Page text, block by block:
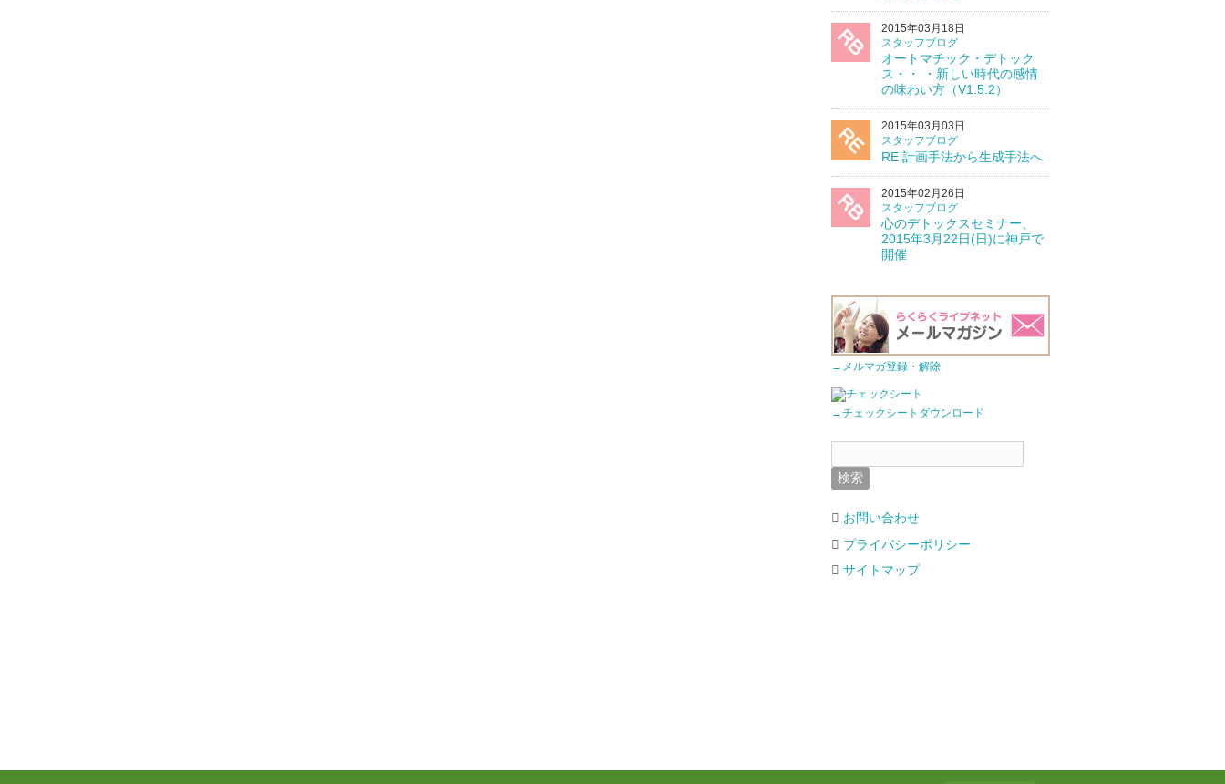
2015年03月18日
スタッフブログ
オートマチック・デトック
ス・・ ・新しい時代の感情
の味わい方（V1.5.2）
2015年03月03日
スタッフブログ
RE 計画手法から生成手法へ
2015年02月26日
スタッフブログ
心のデトックスセミナー、
2015年3月22日(日)に神戸で
開催
→メルマガ登録・解除
→チェックシートダウンロード
お問い合わせ
プライバシーポリシー
サイトマップ